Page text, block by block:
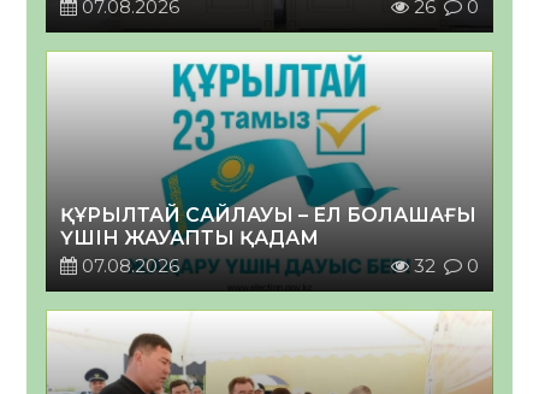
07.08.2026
26 0
ҚҰРЫЛТАЙ САЙЛАУЫ – ЕЛ БОЛАШАҒЫ
ҮШІН ЖАУАПТЫ ҚАДАМ
07.08.2026
32 0